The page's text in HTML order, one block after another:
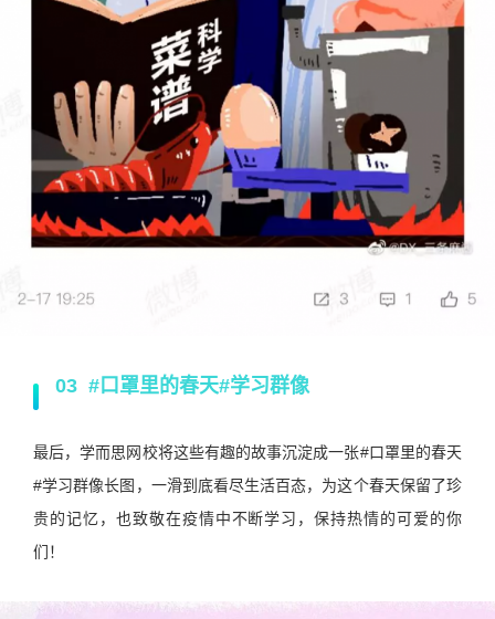
03 #口罩里的春天#学习群像
最后，学而思网校将这些有趣的故事沉淀成一张#口罩里的春天
#学习群像长图，一滑到底看尽生活百态，为这个春天保留了珍
贵的记忆，也致敬在疫情中不断学习，保持热情的可爱的你
们！